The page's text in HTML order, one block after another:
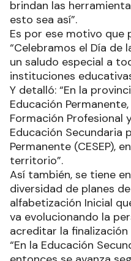
brindan las
esto sea así”.
Es por ese motivo que
“Celebramos el Día de
un saludo especial a
instituciones
Y detalló: “En la
Educación
Formación Profesional
Educación Secundaria
Permanente (CESEP),
territorio”.
Así también, se tiene
diversidad de planes
alfabetización Inicial
va evolucionando la
acreditar la finalización
“En la Educación